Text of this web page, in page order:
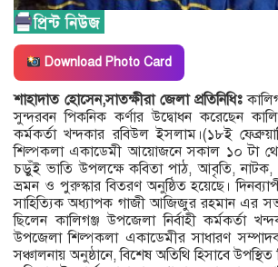
Download Photo Card
শাহাদাত হোসেন,সাতক্ষীরা জেলা প্রতিনিধিঃ
সুন্দরবন পিকনিক কর্ণার উদ্বোধন করেছেন
কর্মকর্তা খন্দকার রবিউল ইসলাম।(১৮ই
শিল্পকলা একাডেমী আয়োজনে সকাল ১০ টা থেকে
চড়ুঁই ভাতি উপলক্ষে কবিতা পাঠ, আবৃতি, নাটক,
ভ্রমন ও পুরুস্কার বিতরণ অনুষ্ঠিত হয়েছে।
সাহিত্যিক অধ্যাপক গাজী আজিজুর রহমান এর
ছিলেন কালিগঞ্জ উপজেলা নির্বাহী কর্মকর্তা
উপজেলা শিল্পকলা একাডেমীর সাধারণ
সঞ্চালনায় অনুষ্ঠানে, বিশেষ অতিথি হিসাবে